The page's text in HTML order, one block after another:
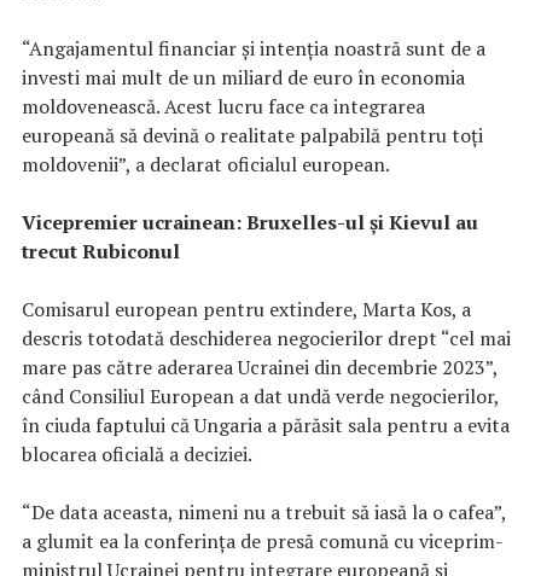
“Angajamentul financiar şi intenţia noastră sunt de a
investi mai mult de un miliard de euro în economia
moldovenească. Acest lucru face ca integrarea
europeană să devină o realitate palpabilă pentru toţi
moldovenii”, a declarat oficialul european.
Vicepremier ucrainean: Bruxelles-ul şi Kievul au
trecut Rubiconul
Comisarul european pentru extindere, Marta Kos, a
descris totodată deschiderea negocierilor drept “cel mai
mare pas către aderarea Ucrainei din decembrie 2023”,
când Consiliul European a dat undă verde negocierilor,
în ciuda faptului că Ungaria a părăsit sala pentru a evita
blocarea oficială a deciziei.
“De data aceasta, nimeni nu a trebuit să iasă la o cafea”,
a glumit ea la conferinţa de presă comună cu viceprim-
ministrul Ucrainei pentru integrare europeană şi